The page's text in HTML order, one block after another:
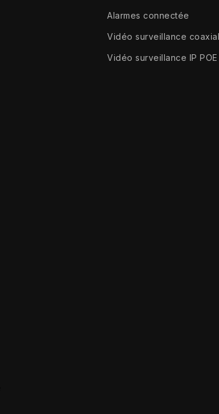
Alarmes connectée
Vidéo surveillance coaxial
Vidéo surveillance IP POE